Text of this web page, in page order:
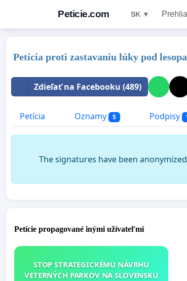
Peticie.com SK ▼
Petícia proti zastavaniu lúky pod
Zdieľať na Facebooku (489)
Petícia Oznamy 5 Podpisy
The signatures have been
Petície propagované inými užívateľmi
STOP STRATEGICKÉMU NÁVRHU
VETERNÝCH PARKOV NA SLOVENSKU